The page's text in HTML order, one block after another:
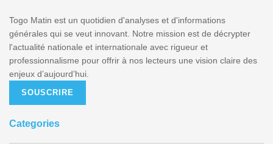
Togo Matin est un quotidien d'analyses et d'informations
générales qui se veut innovant. Notre mission est de décrypter
l'actualité nationale et internationale avec rigueur et
professionnalisme pour offrir à nos lecteurs une vision claire des
enjeux d’aujourd’hui.
SOUSCRIRE
Categories